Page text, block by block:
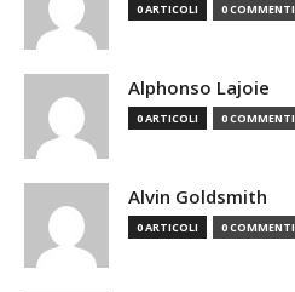
0 ARTICOLI 0 COMMENTI
Alphonso Lajoie
0 ARTICOLI 0 COMMENTI
Alvin Goldsmith
0 ARTICOLI 0 COMMENTI